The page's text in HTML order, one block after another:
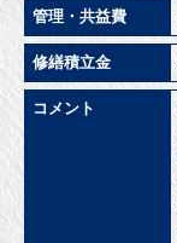
管理・共益費
修繕積立金
コメント